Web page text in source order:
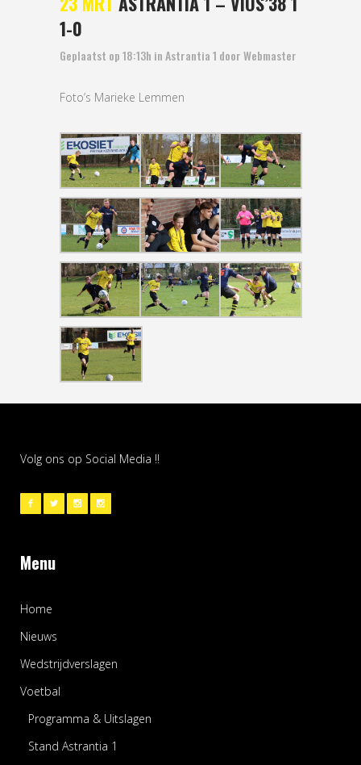
1-0
Geplaatst op 18:13h inAstrantia 1 doorWebmaster
Foto’s Marieke Lemmen
Volg ons op Social Media !!
Menu
Home
Nieuws
Wedstrijdverslagen
Voetbal
Programma & Uitslagen
Stand Astrantia 1